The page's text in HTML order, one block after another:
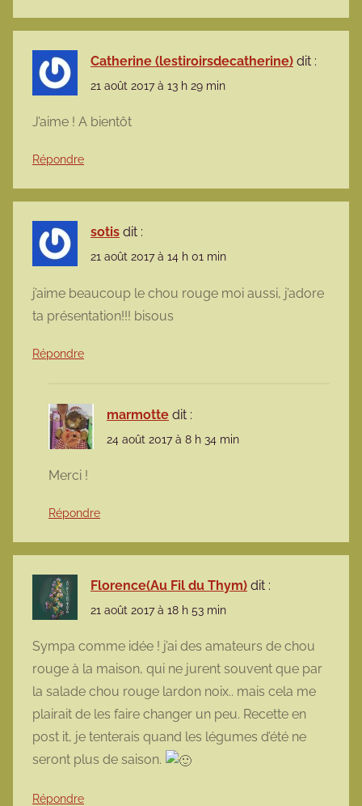
Catherine (lestiroirsdecatherine) dit :
21 août 2017 à 13 h 29 min
J’aime ! A bientôt
Répondre
sotis dit :
21 août 2017 à 14 h 01 min
j’aime beaucoup le chou rouge moi aussi, j’adore
ta présentation!!! bisous
Répondre
marmotte dit :
24 août 2017 à 8 h 34 min
Merci !
Répondre
Florence(Au Fil du Thym) dit :
21 août 2017 à 18 h 53 min
Sympa comme idée ! j’ai des amateurs de chou
rouge à la maison, qui ne jurent souvent que par
la salade chou rouge lardon noix.. mais cela me
plairait de les faire changer un peu. Recette en
post it, je tenterais quand les légumes d’été ne
seront plus de saison.
Répondre